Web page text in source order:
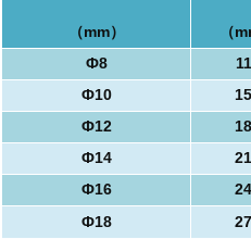
（mm）
（
Ф8
Ф10
Ф12
Ф14
Ф16
Ф18